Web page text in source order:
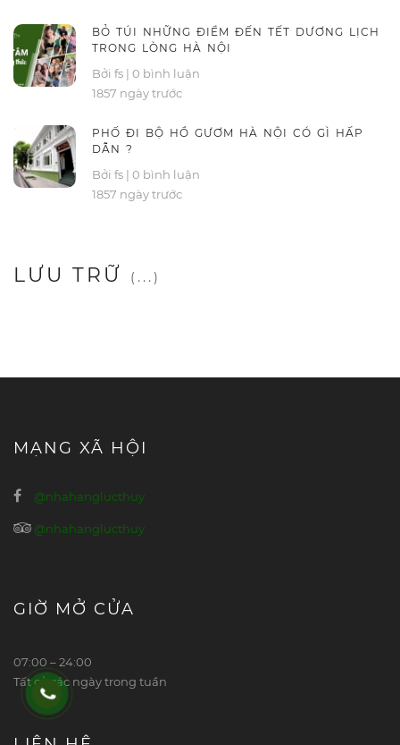
BỎ TÚI NHỮNG ĐIỂM ĐẾN TẾT DƯƠNG LỊCH
TRONG LÒNG HÀ NỘI
Bởi fs | 0 bình luận
1857 ngày trước
PHỐ ĐI BỘ HỒ GƯƠM HÀ NỘI CÓ GÌ HẤP
DẪN ?
Bởi fs | 0 bình luận
1857 ngày trước
LƯU TRỮ (...)
MẠNG XÃ HỘI
@nhahanglucthuy
@nhahanglucthuy
GIỜ MỞ CỬA
07:00 – 24:00
Tất cả các ngày trong tuần